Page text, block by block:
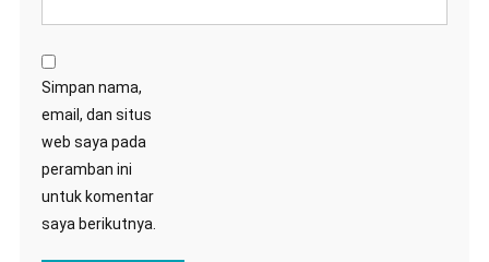
Simpan nama,
email, dan situs
web saya pada
peramban ini
untuk komentar
saya berikutnya.